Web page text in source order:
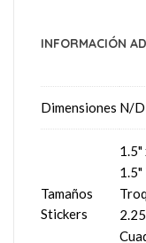
INFORMACIÓN
Dimensiones N/D
Tamaños
Stickers
1.5"
1.5"